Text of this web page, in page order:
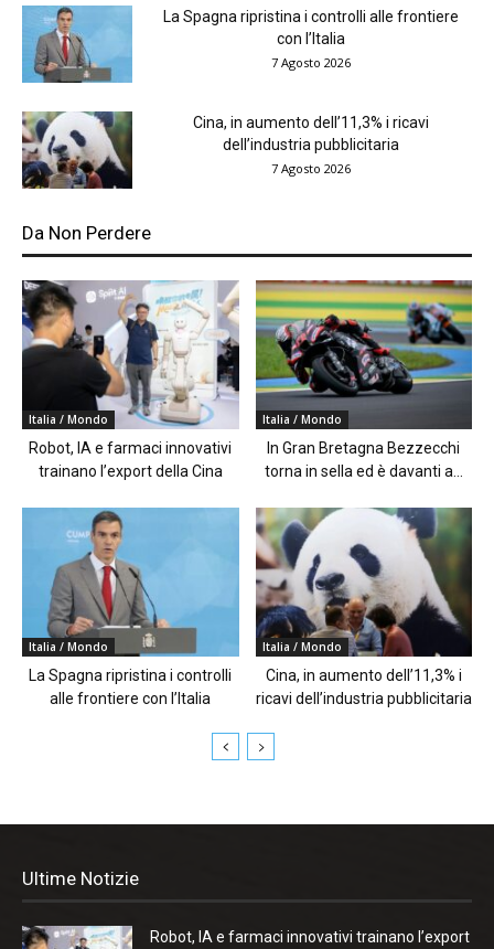
La Spagna ripristina i controlli alle frontiere
con l’Italia
7 Agosto 2026
Cina, in aumento dell’11,3% i ricavi
dell’industria pubblicitaria
7 Agosto 2026
Da Non Perdere
Italia / Mondo
Robot, IA e farmaci innovativi
trainano l’export della Cina
Italia / Mondo
In Gran Bretagna Bezzecchi
torna in sella ed è davanti a...
Italia / Mondo
La Spagna ripristina i controlli
alle frontiere con l’Italia
Italia / Mondo
Cina, in aumento dell’11,3% i
ricavi dell’industria pubblicitaria
Ultime Notizie
Robot, IA e farmaci innovativi trainano l’export